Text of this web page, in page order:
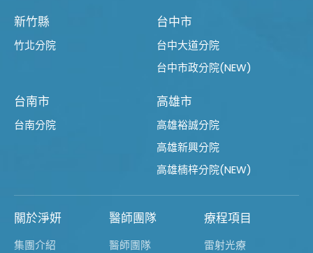
新竹縣
竹北分院
台中市
台中大道分院
台中市政分院(NEW)
台南市
台南分院
高雄市
高雄裕誠分院
高雄新興分院
高雄楠梓分院(NEW)
關於淨妍
集團介紹
醫師團隊
醫師團隊
療程項目
雷射光療